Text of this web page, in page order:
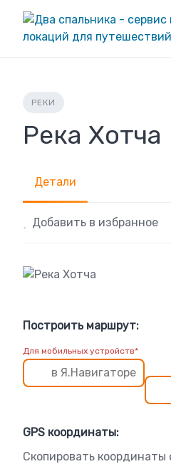
content
РЕКИ
Река Хотча
Детали
Добавить в избранное
Построить маршрут:
Для мобильных устройств*
в Я.Навигаторе
GPS координаты:
Скопировать координаты